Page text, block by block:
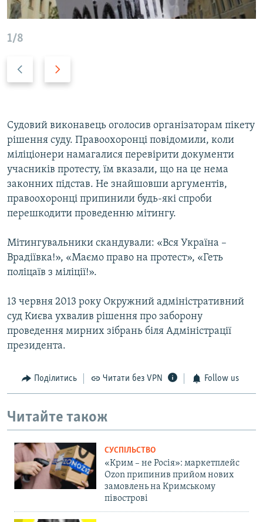
1/8
i
o
u
s
s
l
i
e
s
l
i
d
e
Судовий виконавець оголосив організаторам пікету
рішення суду. Правоохоронці повідомили, коли
міліціонери намагалися перевірити документи
учасників протесту, їм вказали, що на це нема
законних підстав. Не знайшовши аргументів,
правоохоронці припинили будь-які спроби
перешкодити проведенню мітингу.
Мітингувальники скандували: «Вся Україна –
Врадіївка!», «Маємо право на протест», «Геть
поліцаїв з міліції!».
13 червня 2013 року Окружний адміністративний
суд Києва ухвалив рішення про заборону
проведення мирних зібрань біля Адміністрації
президента.
Поділитись Читати без VPN Follow us
Читайте також
СУСПІЛЬСТВО
«Крим – не Росія»: маркетплейс
Ozon припинив прийом нових
замовлень на Кримському
півострові